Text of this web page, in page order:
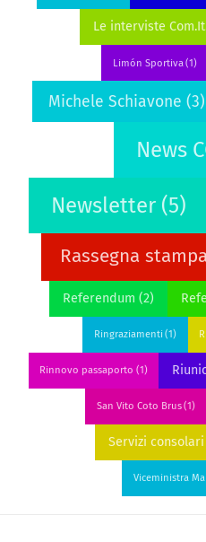
Le interviste
Limón Sportiva (1)
Michele Schiavone (3)
News
Newsletter (5)
Rassegna
Referendum (2)
Ringraziamenti (1)
Rinnovo passaporto (1)
San Vito Coto Brus (1)
Servizi consolari
Viceministra